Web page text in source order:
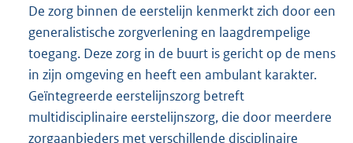
De zorg binnen de eerstelijn kenmerkt zich door een
generalistische zorgverlening en laagdrempelige
toegang. Deze zorg in de buurt is gericht op de mens
in zijn omgeving en heeft een ambulant karakter.
Geïntegreerde eerstelijnszorg betreft
multidisciplinaire eerstelijnszorg, die door meerdere
zorgaanbieders met verschillende disciplinaire